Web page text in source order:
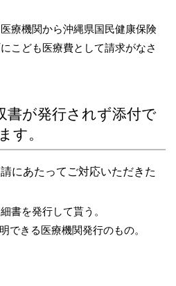
療機関から沖縄県国民健康保険
こども医療費として請求がなさ
書が発行されず添付で
す。
にあたってご対応いただきた
書を発行して貰う。
できる医療機関発行のもの。